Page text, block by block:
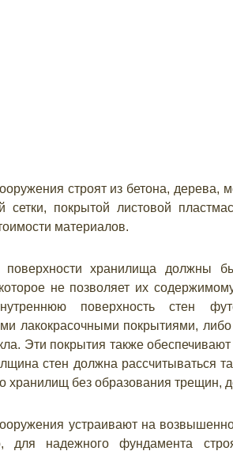
строят из бетона, дерева,
сетки, покрытой листовой
материалов.
поверхности хранилища должны
не позволяет их
поверхность стен
лакокрасочными покрытиями,
Эти покрытия также
стен должна рассчитываться
хранилищ без образования трещин,
устраивают на
для надежного фундамента